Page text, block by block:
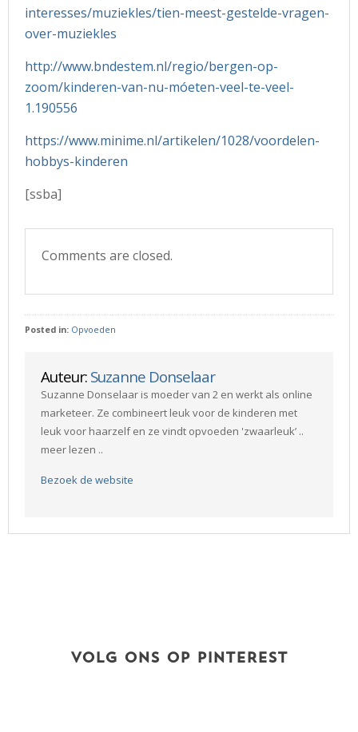
interesses/muziekles/tien-meest-gestelde-vragen-
over-muziekles
http://www.bndestem.nl/regio/bergen-op-
zoom/kinderen-van-nu-móeten-veel-te-veel-
1.190556
https://www.minime.nl/artikelen/1028/voordelen-
hobbys-kinderen
[ssba]
Comments are closed.
Posted in: Opvoeden
Auteur: Suzanne Donselaar
Suzanne Donselaar is moeder van 2 en werkt als online
marketeer. Ze combineert leuk voor de kinderen met
leuk voor haarzelf en ze vindt opvoeden 'zwaarleuk’ ..
meer lezen ..
Bezoek de website
VOLG ONS OP PINTEREST